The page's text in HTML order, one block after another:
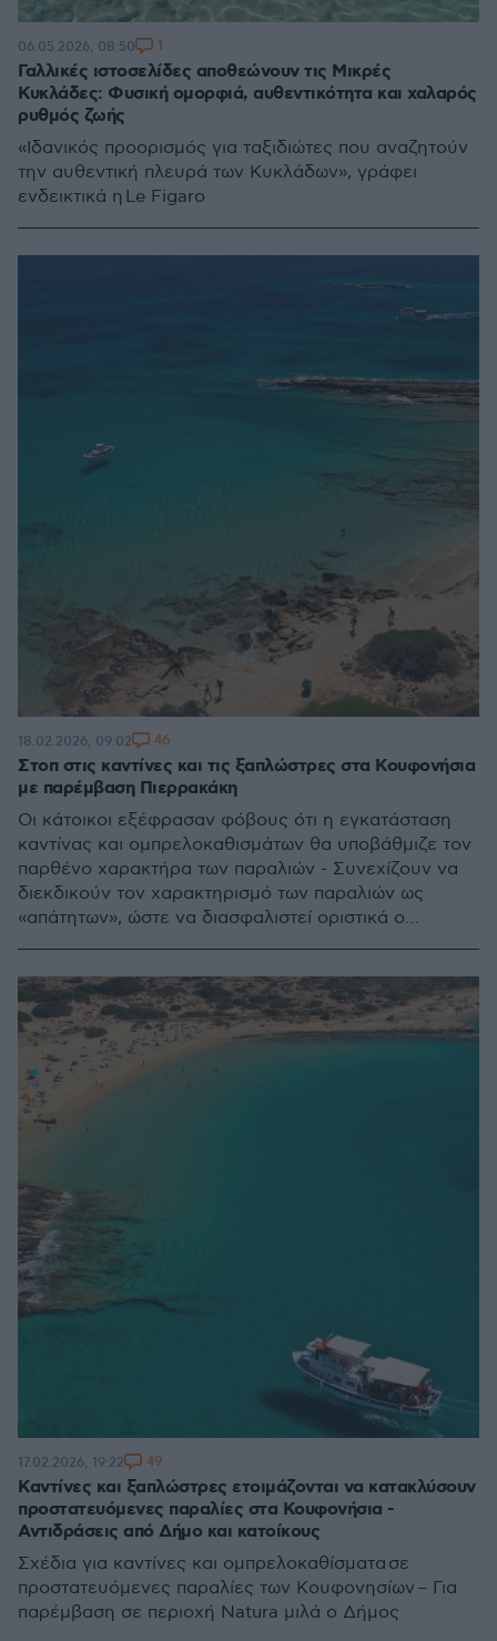
Γαλλικές ιστοσελίδες αποθεώνουν τις Μικρές
Κυκλάδες: Φυσική ομορφιά, αυθεντικότητα και χαλαρός
ρυθμός ζωής
«Ιδανικός προορισμός για ταξιδιώτες που αναζητούν
την αυθεντική πλευρά των Κυκλάδων», γράφει
ενδεικτικά η Le Figaro
06.05.2026, 08:50 1
Στοπ στις καντίνες και τις ξαπλώστρες στα Κουφονήσια
με παρέμβαση Πιερρακάκη
Οι κάτοικοι εξέφρασαν φόβους ότι η εγκατάσταση
καντίνας και ομπρελοκαθισμάτων θα υποβάθμιζε τον
παρθένο χαρακτήρα των παραλιών - Συνεχίζουν να
διεκδικούν τον χαρακτηρισμό των παραλιών ως
«απάτητων», ώστε να διασφαλιστεί οριστικά ο
18.02.2026, 09:02 46
Καντίνες και ξαπλώστρες ετοιμάζονται να κατακλύσουν
προστατευόμενες παραλίες στα Κουφονήσια -
Αντιδράσεις από Δήμο και κατοίκους
Σχέδια για καντίνες και ομπρελοκαθίσματα σε
προστατευόμενες παραλίες των Κουφονησίων – Για
παρέμβαση σε περιοχή Natura μιλά ο Δήμος
17.02.2026, 19:22 49